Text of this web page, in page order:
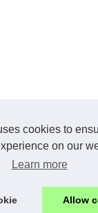
cookies to
on our
Learn more
Allow